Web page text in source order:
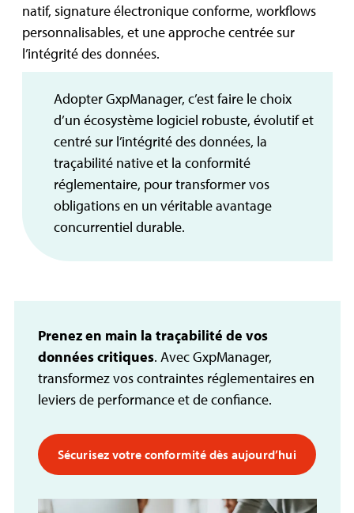
natif, signature électronique conforme, workflows
personnalisables, et une approche centrée sur
l’intégrité des données.
Adopter GxpManager, c’est faire le choix
d’un écosystème logiciel robuste, évolutif et
centré sur l’intégrité des données, la
traçabilité native et la conformité
réglementaire, pour transformer vos
obligations en un véritable avantage
concurrentiel durable.
Prenez en main la traçabilité de vos
donnéescritiques. Avec GxpManager,
transformez vos contraintes réglementaires en
leviers de performance et de confiance.
Sécurisez votre conformité dès aujourd’hui